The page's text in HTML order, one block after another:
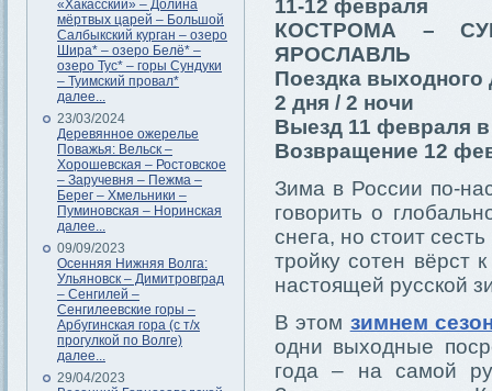
«Хакасский» – Долина
мёртвых царей – Большой
Салбыкский курган – озеро
Шира* – озеро Белё* –
озеро Тус* – горы Сундуки
– Туимский провал*
далее...
23/03/2024
Деревянное ожерелье
Поважья: Вельск –
Хорошевская – Ростовское
– Заручевня – Пежма –
Берег – Хмельники –
Пуминовская – Норинская
далее...
09/09/2023
Осенняя Нижняя Волга:
Ульяновск – Димитровград
– Сенгилей –
Сенгилеевские горы –
Арбугинская гора (с т/х
прогулкой по Волге)
далее...
29/04/2023
11-12 февраля
КОСТРОМА –
ЯРОСЛАВЛЬ
Поездка выходного
2 дня / 2 ночи
Выезд 11 февраля в
Возвращение 12
Зима в России по-
говорить о
снега, но стоит
тройку сотен вёрст
настоящей русской
В этом зимнем
одни выходные
года – на самой